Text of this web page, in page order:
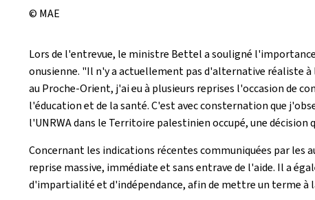
© MAE
Lors de l'entrevue, le ministre Bettel a souligné
onusienne. "Il n'y a actuellement pas d'alternative réaliste à
au Proche-Orient, j'ai eu à plusieurs reprises l'occasion de
l'éducation et de la santé. C'est avec consternation que
l'UNRWA dans le Territoire palestinien occupé, une
Concernant les indications récentes communiquées par les
reprise massive, immédiate et sans entrave de l'aide. Il a
d'impartialité et d'indépendance, afin de mettre un terme à